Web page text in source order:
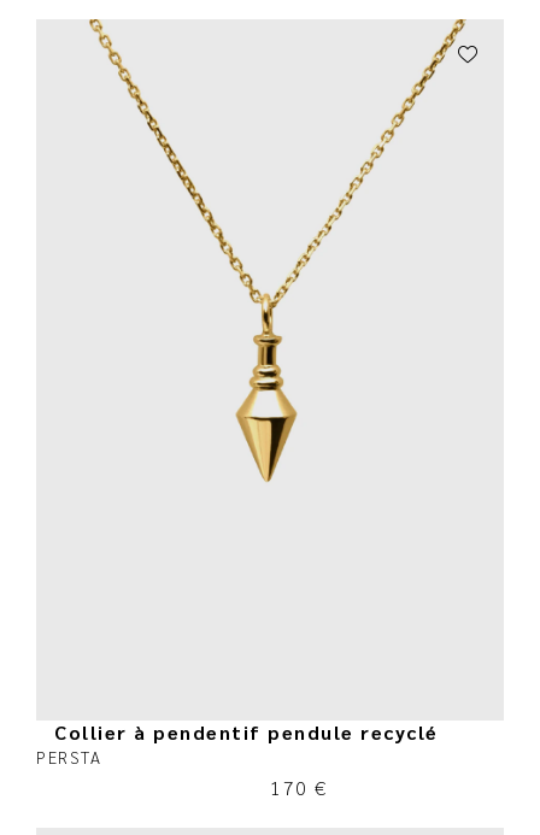
Collier à pendentif pendule recyclé
PERSTA
170 €